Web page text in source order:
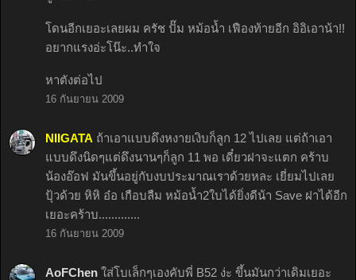
โดนอีกเยอะเลยผม ครัช ปั๊ม หม้อน้ำ เฟืองท้ายอีก อิอิเอาน้า!!
อยากแรงอ่ะโน๊ะ..ทำใจ
หาตังต่อไป
16 กันยายน 2009
NIIGATA ถ้าเอาแบบดึงหงายเงิบก็ลูก 12 ไปเลย แต่ถ้าเอา
แบบดึงนิดๆแต่ดึงนานๆก็ลูก 11 พอ เดี๋ยวฝาจะแตก คร้าบ
น้องอ๊อฟ มันขึ้นอยู่กับงบประมาณเราด้วยหละ เยี่ยมไปเลย
ปุ้วด้วย หิหิ อ๋อ เกือบลืม หม้อน้ำ2ใบได้ยิ่งดีน้า Save ฝาได้อีก
เยอะคร้าบ.............
16 กันยายน 2009
AoFChen ใส่โบเล็กๆเองคับพี่ B52 ง่ะ ขึ้นมันกว่าเดิมเยอะ